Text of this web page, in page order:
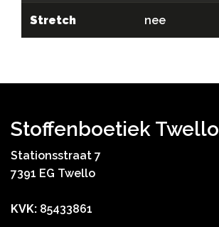
Stretch nee
Stoffenboetiek Twello
Stationsstraat 7
7391 EG Twello
KVK: 85433861